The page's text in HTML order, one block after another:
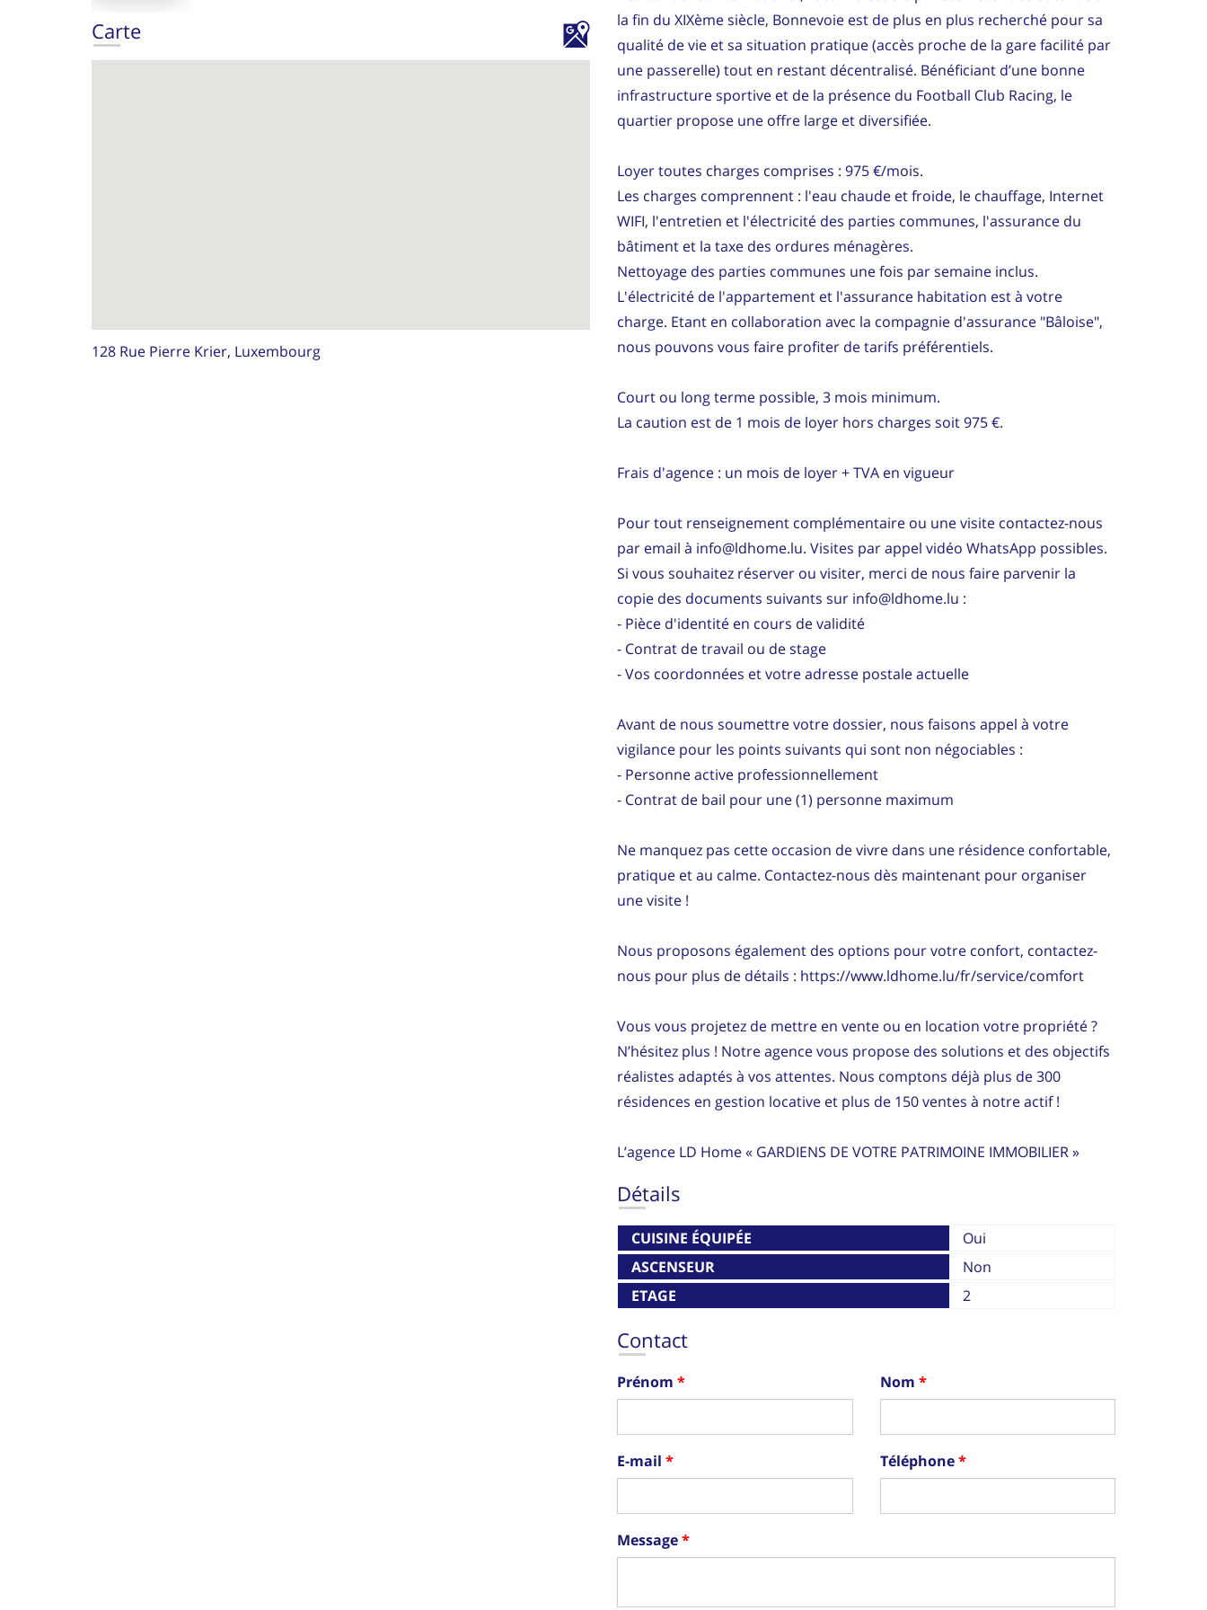
Carte
128 Rue Pierre Krier, Luxembourg
la fin du XIXème siècle, Bonnevoie est de plus en plus recherché pour sa
qualité de vie et sa situation pratique (accès proche de la gare facilité par
une passerelle) tout en restant décentralisé. Bénéficiant d’une bonne
infrastructure sportive et de la présence du Football Club Racing, le
quartier propose une offre large et diversifiée.
Loyer toutes charges comprises : 975 €/mois.
Les charges comprennent : l'eau chaude et froide, le chauffage, Internet
WIFI, l'entretien et l'électricité des parties communes, l'assurance du
bâtiment et la taxe des ordures ménagères.
Nettoyage des parties communes une fois par semaine inclus.
L'électricité de l'appartement et l'assurance habitation est à votre
charge. Etant en collaboration avec la compagnie d'assurance "Bâloise",
nous pouvons vous faire profiter de tarifs préférentiels.
Court ou long terme possible, 3 mois minimum.
La caution est de 1 mois de loyer hors charges soit 975 €.
Frais d'agence : un mois de loyer + TVA en vigueur
Pour tout renseignement complémentaire ou une visite contactez-nous
par email à info@ldhome.lu. Visites par appel vidéo WhatsApp possibles.
Si vous souhaitez réserver ou visiter, merci de nous faire parvenir la
copie des documents suivants sur info@ldhome.lu :
- Pièce d'identité en cours de validité
- Contrat de travail ou de stage
- Vos coordonnées et votre adresse postale actuelle
Avant de nous soumettre votre dossier, nous faisons appel à votre
vigilance pour les points suivants qui sont non négociables :
- Personne active professionnellement
- Contrat de bail pour une (1) personne maximum
Ne manquez pas cette occasion de vivre dans une résidence confortable,
pratique et au calme. Contactez-nous dès maintenant pour organiser
une visite !
Nous proposons également des options pour votre confort, contactez-
nous pour plus de détails : https://www.ldhome.lu/fr/service/comfort
Vous vous projetez de mettre en vente ou en location votre propriété ?
N’hésitez plus ! Notre agence vous propose des solutions et des objectifs
réalistes adaptés à vos attentes. Nous comptons déjà plus de 300
résidences en gestion locative et plus de 150 ventes à notre actif !
L’agence LD Home « GARDIENS DE VOTRE PATRIMOINE IMMOBILIER »
Détails
CUISINE ÉQUIPÉE
Oui
ASCENSEUR
Non
ETAGE
2
Contact
Prénom Nom
E-mail Téléphone
Message